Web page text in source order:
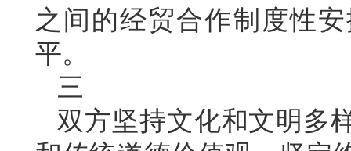
之间的经贸合作制度性
平。
三
双方坚持文化和文明多